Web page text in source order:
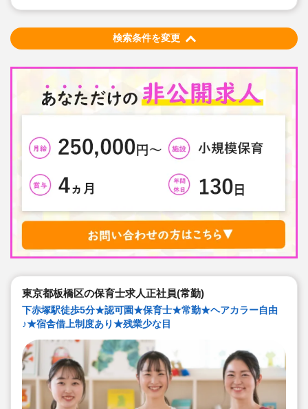
のような保育園
は、職員にゆとりが必要という考えから行事は無理なく
できる範囲で実施
◇在籍年数や保育経験に合わせた段階的な研修を年間総
検索条件を変更
東京都板橋区の保育士求人正社員(常勤)
下赤塚駅徒歩5分★認可園★保育士★常勤★ヘアカラー自由
♪★宿舎借上制度あり★残業少な目